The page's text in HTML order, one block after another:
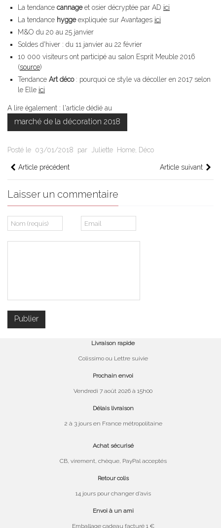
La tendance cannageet osier décryptée par AD ici
La tendance hyggeexpliquée sur Avantages ici
M&O du 20 au 25 janvier
Soldes d'hiver : du 11 janvier au 22 février
10 000 visiteurs ont participé au salon Esprit Meuble 2016
(source)
Tendance Art déco: pourquoi ce style va décoller en 2017 selon
le Elle ici
A lire également : l'article dédié au
marché de la décoration 2018
Posté le 03/01/2018 par Juliette Home, Déco
Article précédent Article suivant
Laisser un commentaire
Livraison rapide
Colissimo ou Lettre suivie
Prochain envoi
Vendredi 7 août 2026 à 15h00
Délais livraison
2 à 3 jours en France métropolitaine
Achat sécurisé
CB, virement, chèque, PayPal acceptés
Retour colis
14 jours pour changer d’avis
Envoi à un ami
Emballage cadeau facturé 1 €